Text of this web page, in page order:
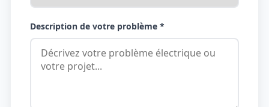
Description de votre problème *